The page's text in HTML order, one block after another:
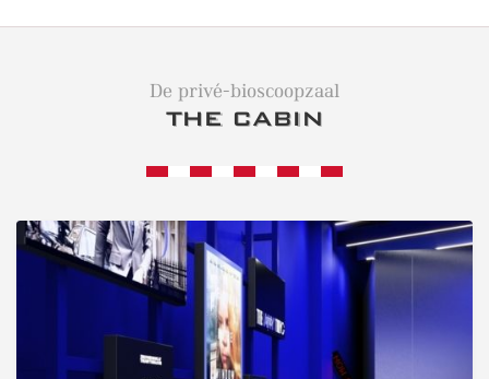
De privé-bioscoopzaal
THE CABIN